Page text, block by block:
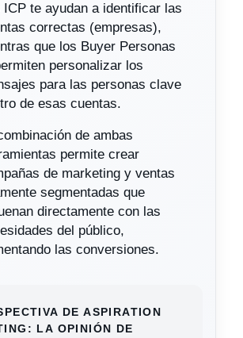
ICP te ayudan a identificar las
correctas (empresas),
que los Buyer Personas
personalizar los
para las personas clave
de esas cuentas.
de ambas
permite crear
de marketing y ventas
segmentadas que
directamente con las
del público,
las conversiones.
DE ASPIRATION
LA OPINIÓN DE